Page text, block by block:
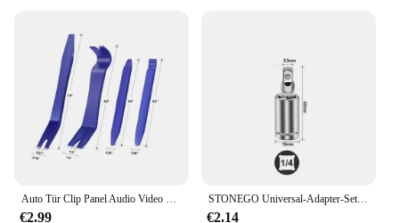
Auto Tür Clip Panel Audio Video Dashboard Removal Kit Installer Neugierigen Werkzeug Navigation Demontage Automobil Nagel Puller
€2.99
STONEGO Universal-Adapter-Set für pneumatischen Schraubenschlüssel, Verbindungsschlüssel, 1/4 Zoll, 3/8 Zoll, 1/2 Zoll – Chrom-Vanadium-Stahl
€2.14